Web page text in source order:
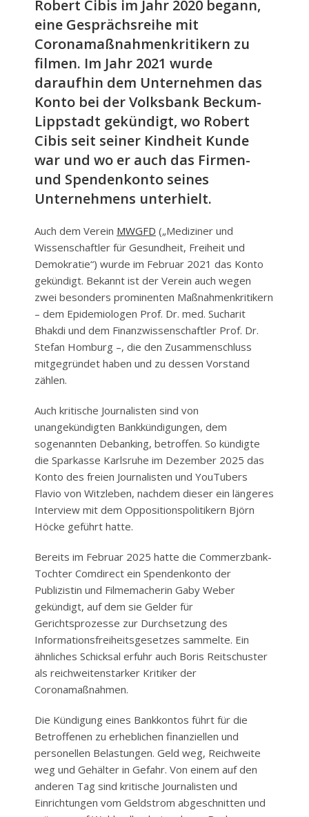
Robert Cibis im Jahr 2020 begann,
eine Gesprächsreihe mit
Coronamaßnahmenkritikern zu
filmen. Im Jahr 2021 wurde
daraufhin dem Unternehmen das
Konto bei der Volksbank Beckum-
Lippstadt gekündigt, wo Robert
Cibis seit seiner Kindheit Kunde
war und wo er auch das Firmen-
und Spendenkonto seines
Unternehmens unterhielt.
Auch dem Verein MWGFD („Mediziner und
Wissenschaftler für Gesundheit, Freiheit und
Demokratie“) wurde im Februar 2021 das Konto
gekündigt. Bekannt ist der Verein auch wegen
zwei besonders prominenten Maßnahmenkritikern
– dem Epidemiologen Prof. Dr. med. Sucharit
Bhakdi und dem Finanzwissenschaftler Prof. Dr.
Stefan Homburg –, die den Zusammenschluss
mitgegründet haben und zu dessen Vorstand
zählen.
Auch kritische Journalisten sind von
unangekündigten Bankkündigungen, dem
sogenannten Debanking, betroffen. So kündigte
die Sparkasse Karlsruhe im Dezember 2025 das
Konto des freien Journalisten und YouTubers
Flavio von Witzleben, nachdem dieser ein längeres
Interview mit dem Oppositionspolitikern Björn
Höcke geführt hatte.
Bereits im Februar 2025 hatte die Commerzbank-
Tochter Comdirect ein Spendenkonto der
Publizistin und Filmemacherin Gaby Weber
gekündigt, auf dem sie Gelder für
Gerichtsprozesse zur Durchsetzung des
Informationsfreiheitsgesetzes sammelte. Ein
ähnliches Schicksal erfuhr auch Boris Reitschuster
als reichweitenstarker Kritiker der
Coronamaßnahmen.
Die Kündigung eines Bankkontos führt für die
Betroffenen zu erheblichen finanziellen und
personellen Belastungen. Geld weg, Reichweite
weg und Gehälter in Gefahr. Von einem auf den
anderen Tag sind kritische Journalisten und
Einrichtungen vom Geldstrom abgeschnitten und